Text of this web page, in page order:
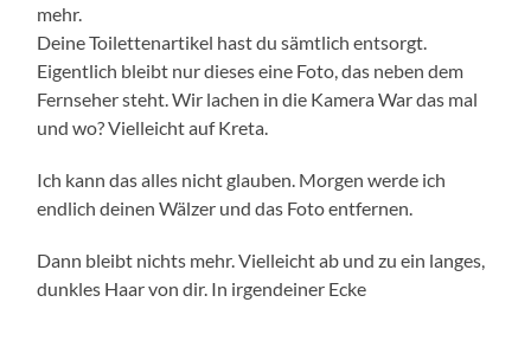
mehr.
Deine Toilettenartikel hast du sämtlich entsorgt.
Eigentlich bleibt nur dieses eine Foto, das neben dem
Fernseher steht. Wir lachen in die Kamera War das mal
und wo? Vielleicht auf Kreta.
Ich kann das alles nicht glauben. Morgen werde ich
endlich deinen Wälzer und das Foto entfernen.
Dann bleibt nichts mehr. Vielleicht ab und zu ein langes,
dunkles Haar von dir. In irgendeiner Ecke